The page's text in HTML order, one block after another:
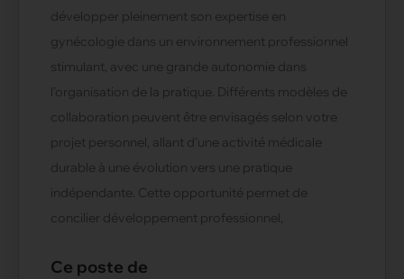
développer pleinement son expertise en
gynécologie dans un environnement professionnel
stimulant, avec une grande autonomie dans
l’organisation de la pratique. Différents modèles de
collaboration peuvent être envisagés selon votre
projet personnel, allant d’une activité médicale
durable à une évolution vers une pratique
indépendante. Cette opportunité permet de
concilier développement professionnel,
Ce poste de